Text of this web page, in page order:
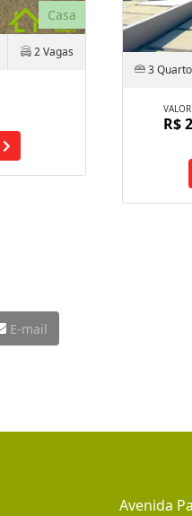
Casa
2 Vagas
3
R$
E-mail
Avenida